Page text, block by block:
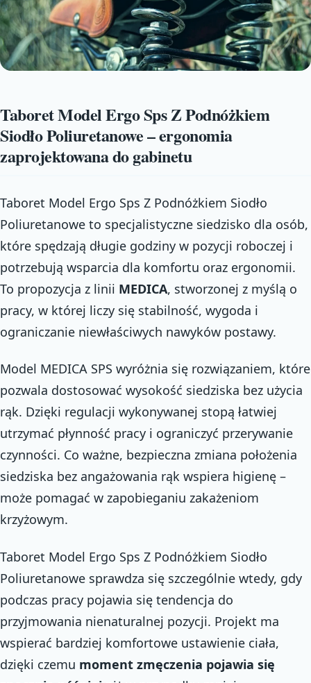
Taboret Model Ergo Sps Z Podnóżkiem
Siodło Poliuretanowe – ergonomia
zaprojektowana do gabinetu
Taboret Model Ergo Sps Z Podnóżkiem Siodło
Poliuretanowe to specjalistyczne siedzisko dla osób,
które spędzają długie godziny w pozycji roboczej i
potrzebują wsparcia dla komfortu oraz ergonomii.
To propozycja z linii MEDICA, stworzonej z myślą o
pracy, w której liczy się stabilność, wygoda i
ograniczanie niewłaściwych nawyków postawy.
Model MEDICA SPS wyróżnia się rozwiązaniem, które
pozwala dostosować wysokość siedziska bez użycia
rąk. Dzięki regulacji wykonywanej stopą łatwiej
utrzymać płynność pracy i ograniczyć przerywanie
czynności. Co ważne, bezpieczna zmiana położenia
siedziska bez angażowania rąk wspiera higienę –
może pomagać w zapobieganiu zakażeniom
krzyżowym.
Taboret Model Ergo Sps Z Podnóżkiem Siodło
Poliuretanowe sprawdza się szczególnie wtedy, gdy
podczas pracy pojawia się tendencja do
przyjmowania nienaturalnej pozycji. Projekt ma
wspierać bardziej komfortowe ustawienie ciała,
dzięki czemu moment zmęczenia pojawia się